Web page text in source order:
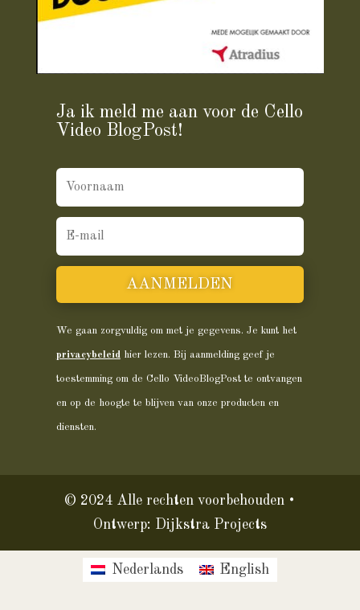
Ja ik meld me aan voor de Cello
Video BlogPost!
AANMELDEN
We gaan zorgvuldig om met je gegevens. Je kunt het
privacybeleidhier lezen. Bij aanmelding geef je
toestemming om de Cello VideoBlogPost te ontvangen
en op de hoogte te blijven van onze producten en
diensten.
© 2024 Alle rechten voorbehouden •
Ontwerp: Dijkstra Projects
Nederlands English